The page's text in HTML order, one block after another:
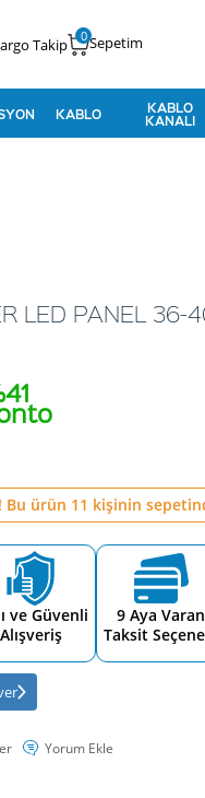
Takip Sepetim
0
KABLO KABLO
KANALI
LED PANEL 36-
Bu ürün 11 kişinin
ve Güvenli
Alışveriş
9 Aya Varan
Taksit
Yorum Ekle